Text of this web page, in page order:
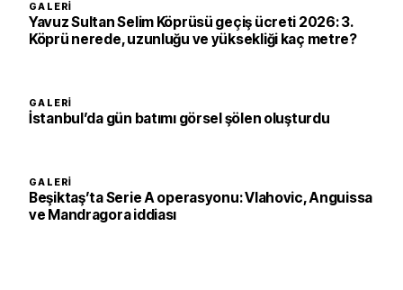
GALERI
Yavuz Sultan Selim Köprüsü geçiş ücreti 2026: 3.
Köprü nerede, uzunluğu ve yüksekliği kaç metre?
GALERI
İstanbul’da gün batımı görsel şölen oluşturdu
GALERI
Beşiktaş’ta Serie A operasyonu: Vlahovic, Anguissa
ve Mandragora iddiası